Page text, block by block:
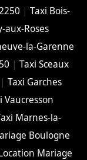
| Taxi Bois-
aux-Roses
la-Garenne
| Taxi Sceaux
| Taxi Garches
Vaucresson
Marnes-la-
Boulogne
Mariage